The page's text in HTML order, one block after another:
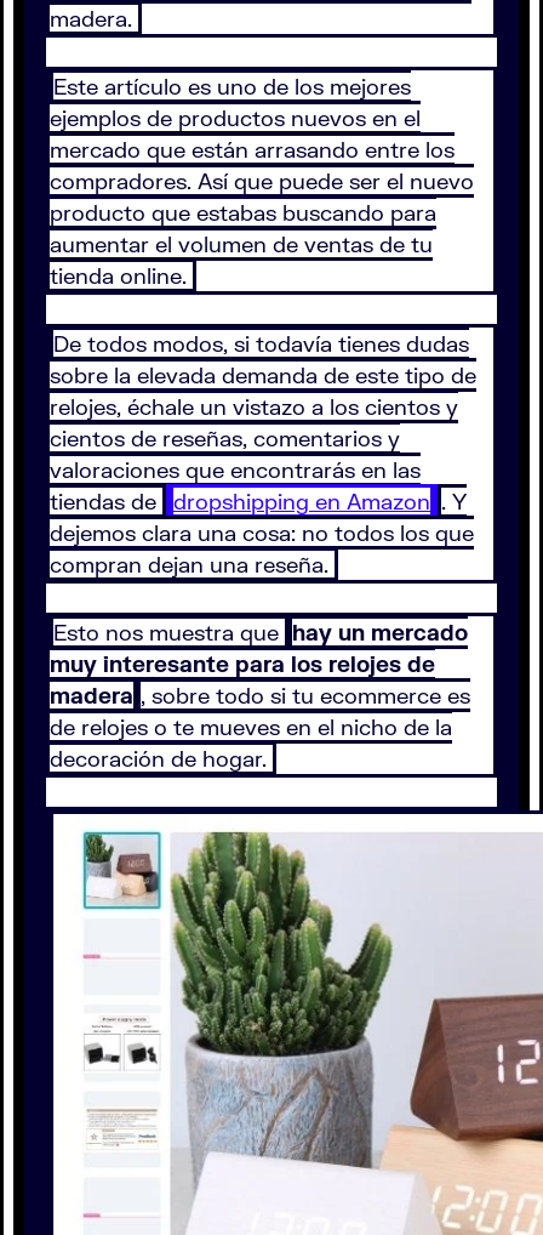
madera.
Este artículo es uno de los mejores
ejemplos de productos nuevos en el
mercado que están arrasando entre los
compradores. Así que puede ser el nuevo
producto que estabas buscando para
aumentar el volumen de ventas de tu
tienda online.
De todos modos, si todavía tienes dudas
sobre la elevada demanda de este tipo de
relojes, échale un vistazo a los cientos y
cientos de reseñas, comentarios y
valoraciones que encontrarás en las
tiendas de
dropshipping en Amazon . Y
dejemos clara una cosa: no todos los que
compran dejan una reseña.
Esto nos muestra que hay un mercado
muy interesante para los relojes de
madera , sobre todo si tu ecommerce es
de relojes o te mueves en el nicho de la
decoración de hogar.